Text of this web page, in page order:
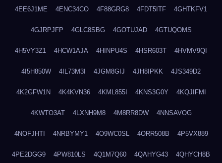
4EE6J1ME 4ENC34CO 4F88GRG8 4FDT5ITF 4GHTKFV1
4GJRPJFP 4GLC8SBG 4GOTUJAD 4GTUQOMS
4H5VY3Z1 4HCW1AJA 4HINPU4S 4HSR603T 4HVMV9QI
4I5H850W 4IL73M3I 4JGM8GIJ 4JH8IPKK 4JS349D2
4K2GFW1N 4K4KVN36 4KML855I 4KNS3G0Y 4KQJIFMI
4KWTO3AT 4LXNH9M8 4M8RR8DW 4NNSAVOG
4NOFJHTI 4NRBYMY1 4O9WC0SL 4ORR508B 4P5VX889
4PE2DGG9 4PW810LS 4Q1M7Q60 4QAHYG43 4QHYCH8B